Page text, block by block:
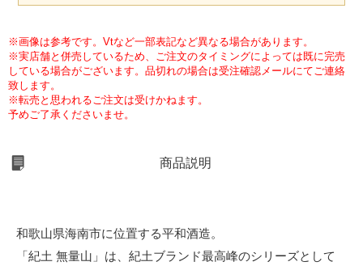
※画像は参考です。Vtなど一部表記など異なる場合があります。
※実店舗と併売しているため、ご注文のタイミングによっては既に完売
している場合がございます。品切れの場合は受注確認メールにてご連絡
致します。
※転売と思われるご注文は受けかねます。
予めご了承くださいませ。
商品説明
和歌山県海南市に位置する平和酒造。
「紀土 無量山」は、紀土ブランド最高峰のシリーズとして